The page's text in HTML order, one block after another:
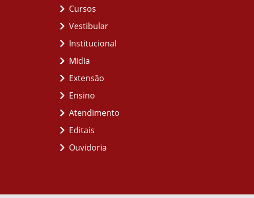
Cursos
Vestibular
Institucional
Midia
Extensão
Ensino
Atendimento
Editais
Ouvidoria